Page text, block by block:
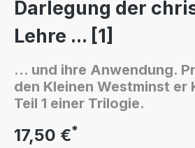
Darlegung der
Lehre ... [1]
... und ihre Anwendung.
den Kleinen Westminst er
Teil 1 einer Trilogie.
17,50 €*